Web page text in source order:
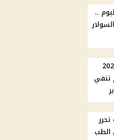
..
والسولار
الجديد 2027
تنفي
تحرر
الطب